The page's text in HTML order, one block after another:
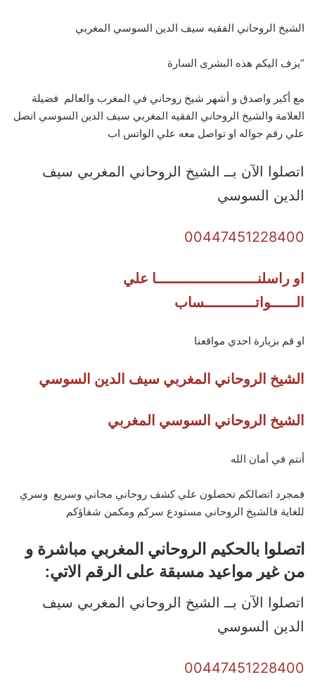
الشيخ الروحاني الفقيه سيف الدين السوسي المغربي
“يزف اليكم هذه البشرى السارة
مع أكبر واصدق و أشهر شيخ روحاني في المغرب والعالم فضيلة
العلامة والشيخ الروحاني الفقيه المغربي سيف الدين السوسي اتصل
علي رقم جواله او تواصل معه علي الواتس اب
اتصلوا الآن بــ الشيخ الروحاني المغربي سيف
الدين السوسي
00447451228400
او راسلنــــــــــــــــــــــــا علي
الــــــواتــــــــــــساب
او قم بزيارة احدي مواقعنا
الشيخ الروحاني المغربي سيف الدين السوسي
الشيخ الروحاني السوسي المغربي
أنتم في أمان الله
فمجرد اتصالكم تحصلون علي كشف روحاني مجاني وسريع وسري
للغاية فالشيخ الروحاني مستودع سركم ومكمن شفاؤكم
اتصلوا بالحكيم الروحاني المغربي مباشرة و
من غير مواعيد مسبقة على الرقم الاتي:
اتصلوا الآن بــ الشيخ الروحاني المغربي سيف
الدين السوسي
00447451228400